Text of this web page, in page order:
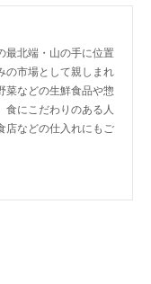
最北端・山の手に位置
の市場として親しまれ
菜などの生鮮食品や惣
にこだわりのある人
店などの仕入れにもご